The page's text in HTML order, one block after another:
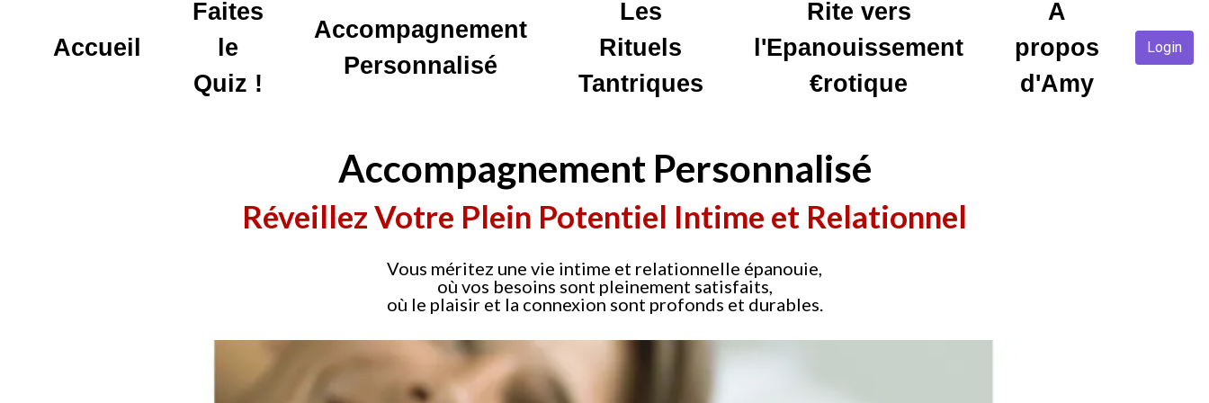
Accueil
Faites
le
Quiz !
Accompagnement
Personnalisé
Les
Rituels
Tantriques
Rite vers
l'Epanouissement
€rotique
A
propos
d'Amy
Login
Accompagnement Personnalisé
Réveillez Votre Plein Potentiel Intime et Relationnel
Vous méritez une vie intime et relationnelle épanouie,
où vos besoins sont pleinement satisfaits,
où le plaisir et la connexion sont profonds et durables.